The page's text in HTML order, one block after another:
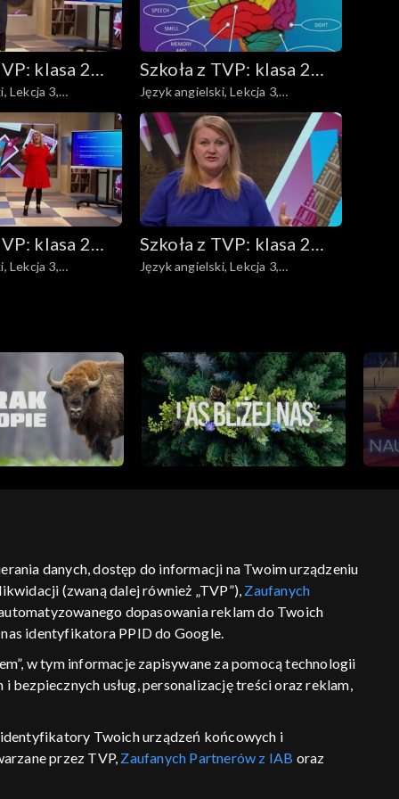
klasa 2
Lekcja 3,
Szkoła z TVP: klasa 2
ponadpodstawowa
Język angielski, Lekcja 3,
18.05.2020
klasa 2
Lekcja 3,
Szkoła z TVP: klasa 2
ponadpodstawowa
Język angielski, Lekcja 3,
informacje o dostawcy usług
danych, dostęp do informacji na Twoim urządzeniu
(zwaną dalej również „TVP”), Zaufanych
dopasowania reklam do Twoich
identyfikatora PPID do Google.
w tym informacje zapisywane za pomocą technologii
usług, personalizację treści oraz reklam,
Twoich urządzeń końcowych i
przez TVP, Zaufanych Partnerów z IAB oraz